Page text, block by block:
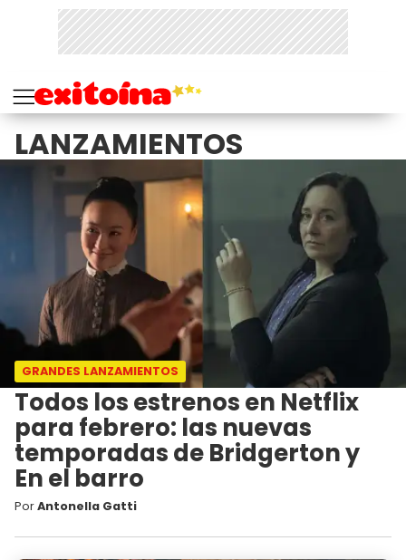
LANZAMIENTOS
GRANDES LANZAMIENTOS
Todos los estrenos en Netflix
para febrero: las nuevas
temporadas de Bridgerton y
En el barro
PorAntonella Gatti